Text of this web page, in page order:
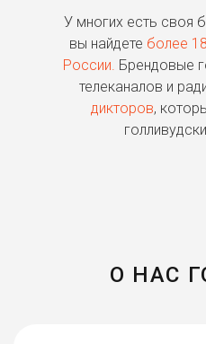
У многих есть своя
вы найдете более
России. Брендовые
телеканалов и
дикторов,
О НАС